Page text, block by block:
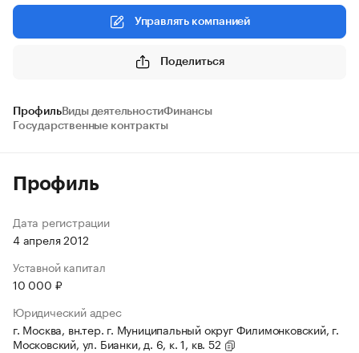
Управлять компанией
Поделиться
ПрофильВиды деятельностиФинансы
Государственные контракты
Профиль
Дата регистрации
4 апреля 2012
Уставной капитал
10 000 ₽
Юридический адрес
г. Москва, вн.тер. г. Муниципальный округ Филимонковский, г.
Московский, ул. Бианки, д. 6, к. 1, кв. 52